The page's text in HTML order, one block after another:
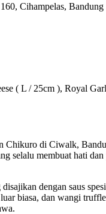
Cihampelas, Bandung
( L / 25cm ), Royal
Chikuro di Ciwalk,
selalu membuat hati
dengan saus
biasa, dan wangi